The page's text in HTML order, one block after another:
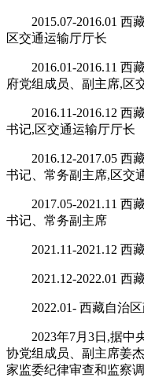
2015.07-2016.01 西
区交通运输厅厅长
2016.01-2016.11 西
府党组成员、副主席,区
2016.11-2016.12 西
书记,区交通运输厅厅长
2016.12-2017.05 西
书记、常务副主席,区交
2017.05-2021.11 西
书记、常务副主席
2021.11-2021.12 西
2021.12-2022.01 西
2022.01- 西藏自治
2023年7月3日,据中
协党组成员、副主席姜
家监委纪律审查和监察调